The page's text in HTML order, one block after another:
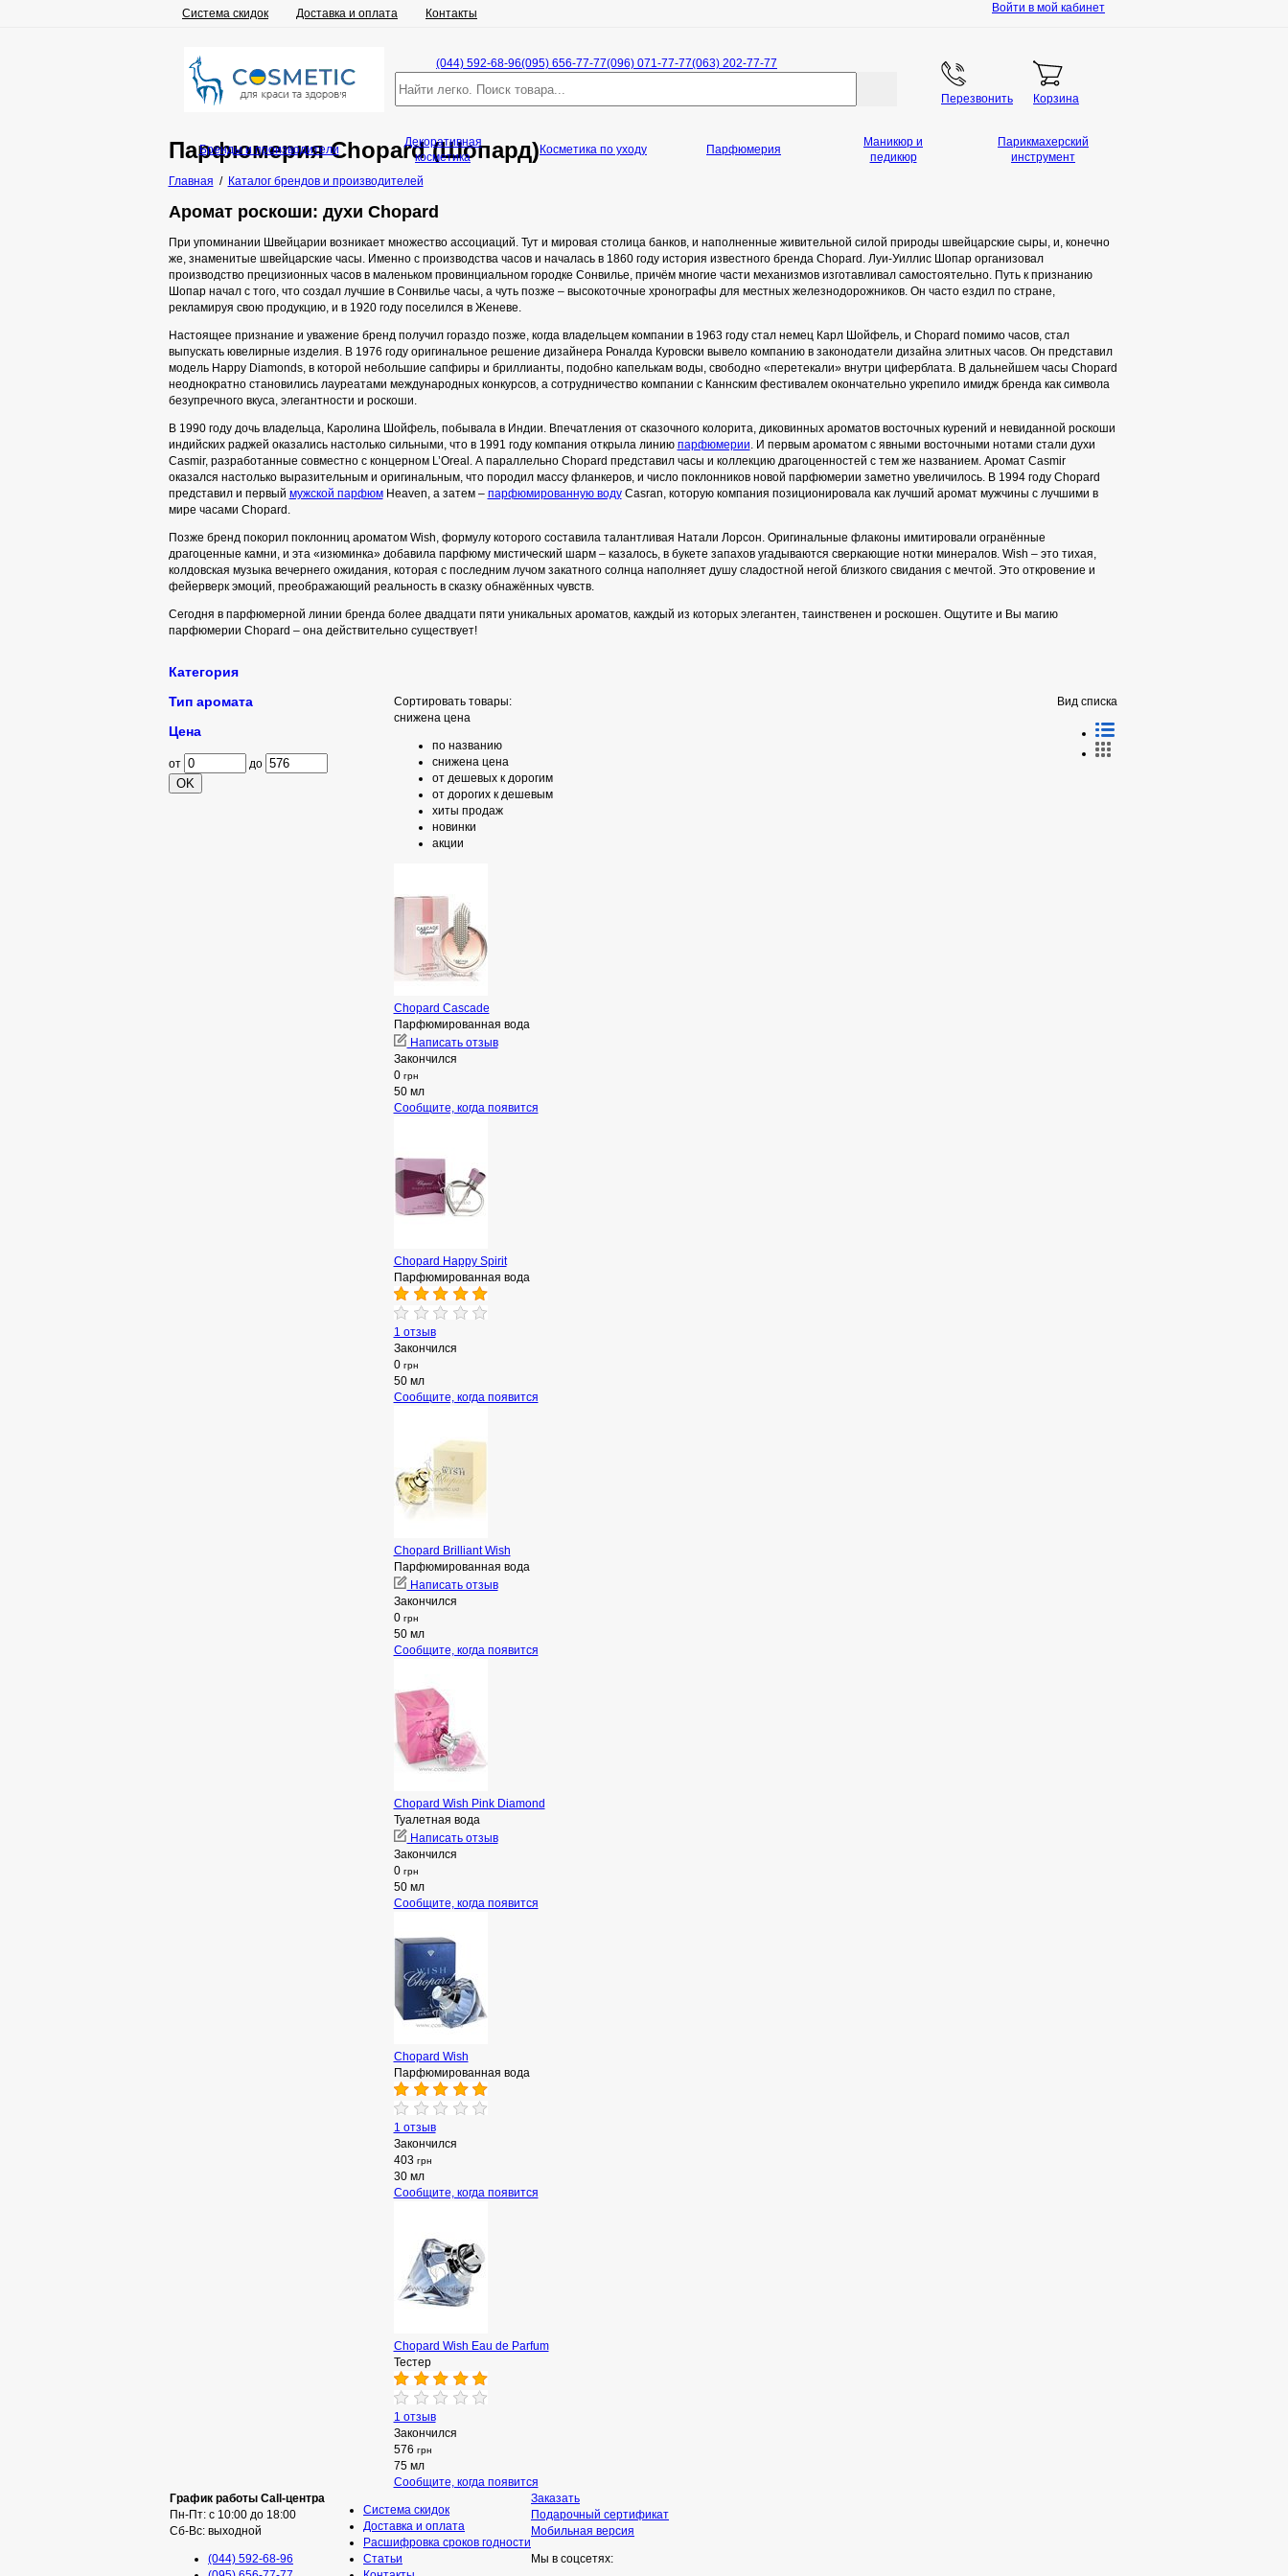
Система скидок Доставка и оплата Контакты Войти в мой кабинет
(044) 592-68-96(095) 656-77-77(096) 071-77-77(063) 202-77-77
Перезвонить Корзина
Парфюмерия Chopard (Шопард)
Главная / Каталог брендов и производителей
Аромат роскоши: духи Chopard
При упоминании Швейцарии возникает множество ассоциаций. Тут и мировая столица банков, и наполненные живительной силой природы швейцарские сыры, и, конечно
же, знаменитые швейцарские часы. Именно с производства часов и началась в 1860 году история известного бренда Chopard. Луи-Уиллис Шопар организовал
производство прецизионных часов в маленьком провинциальном городке Сонвилье, причём многие части механизмов изготавливал самостоятельно. Путь к признанию
Шопар начал с того, что создал лучшие в Сонвилье часы, а чуть позже – высокоточные хронографы для местных железнодорожников. Он часто ездил по стране,
рекламируя свою продукцию, и в 1920 году поселился в Женеве.
Настоящее признание и уважение бренд получил гораздо позже, когда владельцем компании в 1963 году стал немец Карл Шойфель, и Chopard помимо часов, стал
выпускать ювелирные изделия. В 1976 году оригинальное решение дизайнера Роналда Куровски вывело компанию в законодатели дизайна элитных часов. Он представил
модель Happy Diamonds, в которой небольшие сапфиры и бриллианты, подобно капелькам воды, свободно «перетекали» внутри циферблата. В дальнейшем часы Chopard
неоднократно становились лауреатами международных конкурсов, а сотрудничество компании с Каннским фестивалем окончательно укрепило имидж бренда как символа
безупречного вкуса, элегантности и роскоши.
В 1990 году дочь владельца, Каролина Шойфель, побывала в Индии. Впечатления от сказочного колорита, диковинных ароматов восточных курений и невиданной роскоши
индийских раджей оказались настолько сильными, что в 1991 году компания открыла линию парфюмерии. И первым ароматом с явными восточными нотами стали духи
Casmir, разработанные совместно с концерном L’Oreal. А параллельно Chopard представил часы и коллекцию драгоценностей с тем же названием. Аромат Casmir
оказался настолько выразительным и оригинальным, что породил массу фланкеров, и число поклонников новой парфюмерии заметно увеличилось. В 1994 году Chopard
представил и первый мужской парфюмHeaven, а затем – парфюмированную водуCasran, которую компания позиционировала как лучший аромат мужчины с лучшими в
мире часами Chopard.
Позже бренд покорил поклонниц ароматом Wish, формулу которого составила талантливая Натали Лорсон. Оригинальные флаконы имитировали огранённые
драгоценные камни, и эта «изюминка» добавила парфюму мистический шарм – казалось, в букете запахов угадываются сверкающие нотки минералов. Wish – это тихая,
колдовская музыка вечернего ожидания, которая с последним лучом закатного солнца наполняет душу сладостной негой близкого свидания с мечтой. Это откровение и
фейерверк эмоций, преображающий реальность в сказку обнажённых чувств.
Сегодня в парфюмерной линии бренда более двадцати пяти уникальных ароматов, каждый из которых элегантен, таинственен и роскошен. Ощутите и Вы магию
парфюмерии Chopard – она действительно существует!
Вид списка
Сортировать товары:
снижена цена
по названию
снижена цена
от дешевых к дорогим
от дорогих к дешевым
хиты продаж
новинки
акции
Chopard Cascade
Парфюмированная вода
Написать отзыв
Закончился
0 грн
50 мл
Сообщите, когда появится
Chopard Happy Spirit
Парфюмированная вода
1 отзыв
Закончился
0 грн
50 мл
Сообщите, когда появится
Chopard Brilliant Wish
Парфюмированная вода
Написать отзыв
Закончился
0 грн
50 мл
Сообщите, когда появится
Chopard Wish Pink Diamond
Туалетная вода
Написать отзыв
Закончился
0 грн
50 мл
Сообщите, когда появится
Chopard Wish
Парфюмированная вода
1 отзыв
Закончился
403 грн
30 мл
Сообщите, когда появится
Chopard Wish Eau de Parfum
Тестер
1 отзыв
Закончился
576 грн
75 мл
Сообщите, когда появится
Бренды и производители
Декоративная
косметика
Косметика по уходу Парфюмерия
Маникюр и
педикюр
Парикмахерский
инструмент
Категория
Тип аромата
Цена
от до
OK
График работы Call-центра
Пн-Пт: с 10:00 до 18:00
Сб-Вс: выходной
(044) 592-68-96
Система скидок
Доставка и оплата
Расшифровка сроков годности
Статьи
Заказать
Подарочный сертификат
Мобильная версия
Мы в соцсетях: